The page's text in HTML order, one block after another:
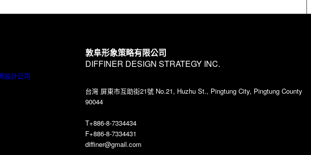
敦阜形象策略有限公司
DIFFINER DESIGN STRATEGY INC.
台灣 屏東市互助街21號 No.21, Huzhu St., Pingtung City, Pingtung County
90044
T+886-8-7334434
F+886-8-7334431
diffiner@gmail.com